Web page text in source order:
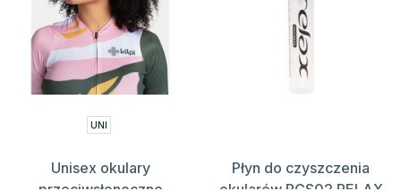
UNI
Unisex okulary
Płyn do czyszczenia